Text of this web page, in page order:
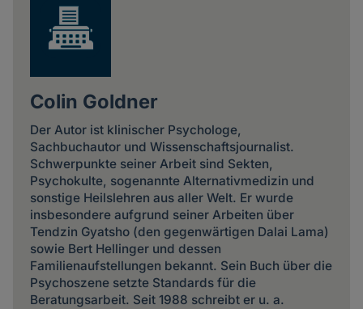
Colin Goldner
Der Autor ist klinischer Psychologe,
Sachbuchautor und Wissenschaftsjournalist.
Schwerpunkte seiner Arbeit sind Sekten,
Psychokulte, sogenannte Alternativmedizin und
sonstige Heilslehren aus aller Welt. Er wurde
insbesondere aufgrund seiner Arbeiten über
Tendzin Gyatsho (den gegenwärtigen Dalai Lama)
sowie Bert Hellinger und dessen
Familienaufstellungen bekannt. Sein Buch über die
Psychoszene setzte Standards für die
Beratungsarbeit. Seit 1988 schreibt er u. a.